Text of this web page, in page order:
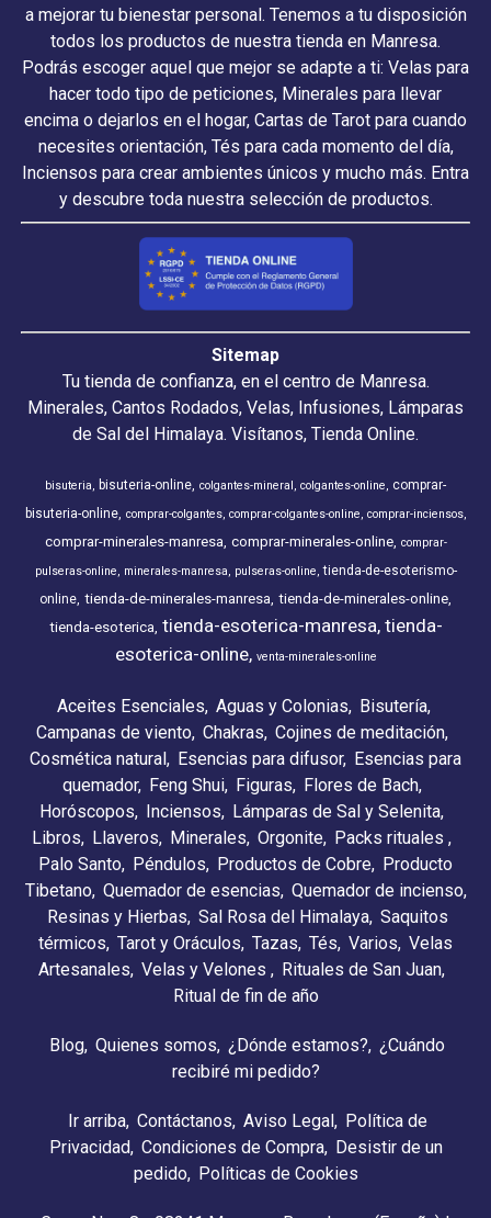
a mejorar tu bienestar personal. Tenemos a tu disposición
todos los productos de nuestra tienda en Manresa.
Podrás escoger aquel que mejor se adapte a ti: Velas para
hacer todo tipo de peticiones, Minerales para llevar
encima o dejarlos en el hogar, Cartas de Tarot para cuando
necesites orientación, Tés para cada momento del día,
Inciensos para crear ambientes únicos y mucho más. Entra
y descubre toda nuestra selección de productos.
Sitemap
Tu tienda de confianza, en el centro de Manresa.
Minerales, Cantos Rodados, Velas, Infusiones, Lámparas
de Sal del Himalaya. Visítanos, Tienda Online.
bisuteria bisuteria-online colgantes-mineral colgantes-online
comprar-
bisuteria-online comprar-colgantes comprar-colgantes-online comprar-inciensos
comprar-minerales-manresa comprar-minerales-online comprar-
pulseras-online
minerales-manresa pulseras-online tienda-de-esoterismo-
online tienda-de-minerales-manresa tienda-de-minerales-online
tienda-esoterica tienda-esoterica-manresa tienda-
esoterica-online venta-minerales-online
Aceites Esenciales Aguas y Colonias
Bisutería
Campanas de viento Chakras Cojines de meditación
Cosmética natural Esencias para difusor Esencias para
quemador
Feng Shui Figuras
Flores de Bach
Horóscopos
Inciensos
Lámparas de Sal y Selenita
Libros
Llaveros Minerales Orgonite Packs rituales
Palo Santo Péndulos Productos de Cobre Producto
Tibetano Quemador de esencias Quemador de incienso
Resinas y Hierbas Sal Rosa del Himalaya Saquitos
térmicos Tarot y Oráculos Tazas Tés Varios Velas
Artesanales Velas y Velones
Rituales de San Juan
Ritual de fin de año
Blog Quienes somos ¿Dónde estamos?
¿Cuándo
recibiré mi pedido?
Ir arriba Contáctanos Aviso Legal
Política de
Privacidad Condiciones de Compra
Desistir de un
pedido
Políticas de Cookies